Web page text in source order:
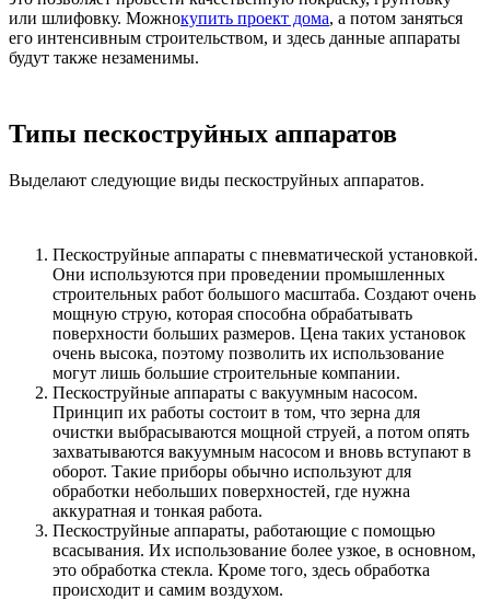
или шлифовку. Можнокупить проект дома, а потом заняться
его интенсивным строительством, и здесь данные аппараты
будут также незаменимы.
Типы пескоструйных аппаратов
Выделают следующие виды пескоструйных аппаратов.
Пескоструйные аппараты с пневматической установкой.
Они используются при проведении промышленных
строительных работ большого масштаба. Создают очень
мощную струю, которая способна обрабатывать
поверхности больших размеров. Цена таких установок
очень высока, поэтому позволить их использование
могут лишь большие строительные компании.
Пескоструйные аппараты с вакуумным насосом.
Принцип их работы состоит в том, что зерна для
очистки выбрасываются мощной струей, а потом опять
захватываются вакуумным насосом и вновь вступают в
оборот. Такие приборы обычно используют для
обработки небольших поверхностей, где нужна
аккуратная и тонкая работа.
Пескоструйные аппараты, работающие с помощью
всасывания. Их использование более узкое, в основном,
это обработка стекла. Кроме того, здесь обработка
происходит и самим воздухом.